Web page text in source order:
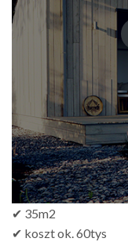
✔ 35m2
✔ koszt ok. 60tys